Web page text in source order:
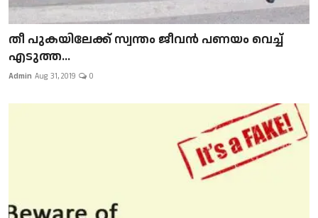
​​​​​​​തീ പുകയിലേക്ക് സ്വന്തം ജീവന്‍ പണയം വെച്ച്
എടുത്ത...
Admin Aug 31, 2019 0